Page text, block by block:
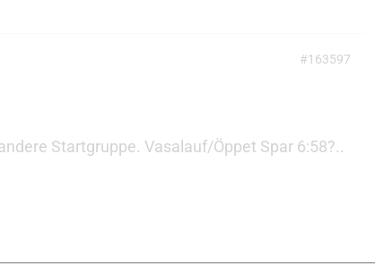
#163597
Startgruppe. Vasalauf/Öppet Spar 6:58?..